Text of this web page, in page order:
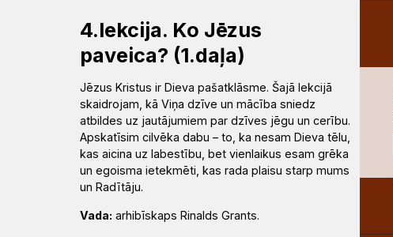
4.lekcija. Ko Jēzus
paveica? (1.daļa)
Jēzus Kristus ir Dieva pašatklāsme. Šajā lekcijā
skaidrojam, kā Viņa dzīve un mācība sniedz
atbildes uz jautājumiem par dzīves jēgu un cerību.
Apskatīsim cilvēka dabu – to, ka nesam Dieva tēlu,
kas aicina uz labestību, bet vienlaikus esam grēka
un egoisma ietekmēti, kas rada plaisu starp mums
un Radītāju.
Vada: arhibīskaps Rinalds Grants.